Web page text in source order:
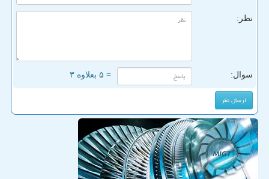
نظر:
سوال: = ۵ بعلاوه ۳